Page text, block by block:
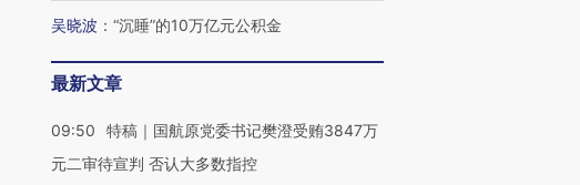
吴晓波 ： “沉睡”的10万亿元公积金
最新文章
09:50
特稿｜国航原党委书记樊澄受贿3847万
元二审待宣判 否认大多数指控